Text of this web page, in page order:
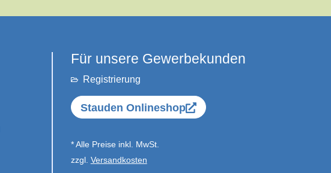
Für unsere Gewerbekunden
Registrierung
Stauden Onlineshop
* Alle Preise inkl. MwSt.
zzgl. Versandkosten